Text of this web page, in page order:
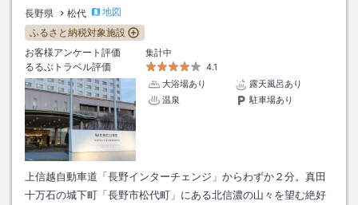
長野県 松代
地図
ふるさと納税対象施設
お客様アンケート評価
集計中
るるぶトラベル評価
4.1
大浴場あり
露天風呂あり
温泉
駐車場あり
上信越自動車道「長野インターチェンジ」からわずか２分。真田
十万石の城下町「長野市松代町」にある北信濃の山々を望む絶好